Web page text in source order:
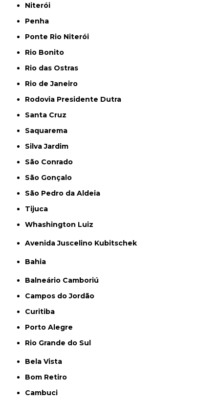
Niterói
Penha
Ponte Rio Niterói
Rio Bonito
Rio das Ostras
Rio de Janeiro
Rodovia Presidente Dutra
Santa Cruz
Saquarema
Silva Jardim
São Conrado
São Gonçalo
São Pedro da Aldeia
Tijuca
Whashington Luiz
Avenida Juscelino Kubitschek
Bahia
Balneário Camboriú
Campos do Jordão
Curitiba
Porto Alegre
Rio Grande do Sul
Bela Vista
Bom Retiro
Cambuci